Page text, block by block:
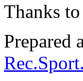
Thanks
Prepared